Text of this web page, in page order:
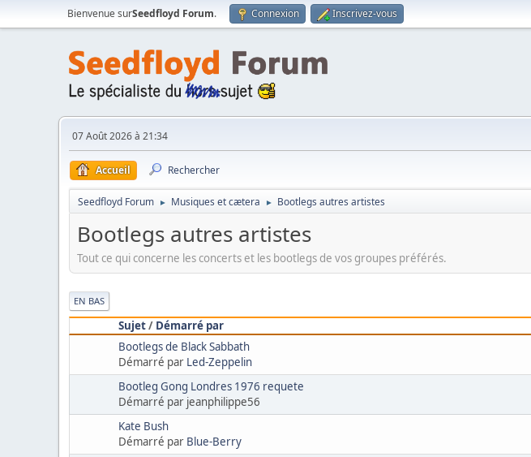
Bienvenue surSeedfloyd Forum. Connexion Inscrivez-vous
07 Août 2026 à 21:34
Accueil Rechercher
Seedfloyd Forum ► Musiques et cætera ► Bootlegs autres artistes
Bootlegs autres artistes
Tout ce qui concerne les concerts et les bootlegs de vos groupes préférés.
EN BAS
Sujet/ Démarré par
Bootlegs de Black Sabbath
Démarré par Led-Zeppelin
Bootleg Gong Londres 1976 requete
Démarré par jeanphilippe56
Kate Bush
Démarré par Blue-Berry